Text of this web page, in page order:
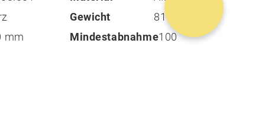
mm
Gewicht
81 g
Mindestabnahme100